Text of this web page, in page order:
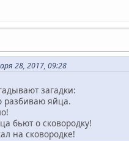
28, 2017, 09:28
загадки:
разбиваю яйца.
бьют о сковородку!
на сковородке!